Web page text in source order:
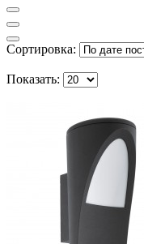
Сортировка:
Показать: